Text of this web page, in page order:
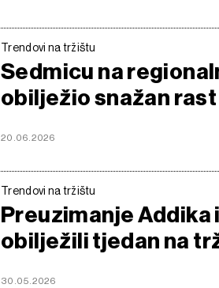
Trendovi na tržištu
Sedmicu na
obilježio snažan
20.06.2026
Trendovi na tržištu
Preuzimanje
obilježili tjedan na
30.05.2026